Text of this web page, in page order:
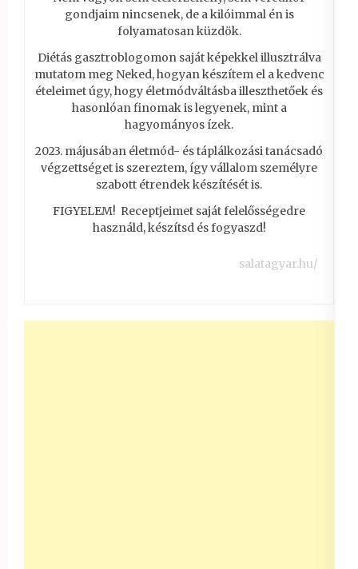
gondjaim nincsenek, de a kilóimmal én is
folyamatosan küzdök.
Diétás gasztroblogomon saját képekkel illusztrálva
mutatom meg Neked, hogyan készítem el a kedvenc
ételeimet úgy, hogy életmódváltásba illeszthetőek és
hasonlóan finomak is legyenek, mint a
hagyományos ízek.
2023. májusában életmód- és táplálkozási tanácsadó
végzettséget is szereztem, így vállalom személyre
szabott étrendek készítését is.
FIGYELEM! Receptjeimet saját felelősségedre
használd, készítsd és fogyaszd!
salatagyar.hu/